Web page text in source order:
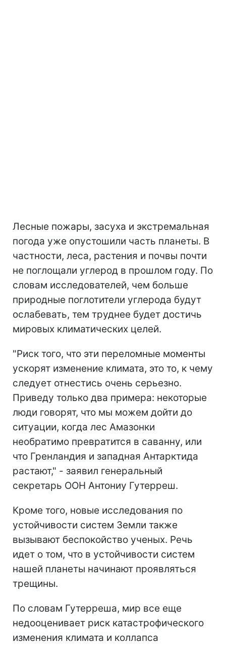
Лесные пожары, засуха и экстремальная
погода уже опустошили часть планеты. В
частности, леса, растения и почвы почти
не поглощали углерод в прошлом году. По
словам исследователей, чем больше
природные поглотители углерода будут
ослабевать, тем труднее будет достичь
мировых климатических целей.
"Риск того, что эти переломные моменты
ускорят изменение климата, это то, к чему
следует отнестись очень серьезно.
Приведу только два примера: некоторые
люди говорят, что мы можем дойти до
ситуации, когда лес Амазонки
необратимо превратится в саванну, или
что Гренландия и западная Антарктида
растают," - заявил генеральный
секретарь ООН Антониу Гутерреш.
Кроме того, новые исследования по
устойчивости систем Земли также
вызывают беспокойство ученых. Речь
идет о том, что в устойчивости систем
нашей планеты начинают проявляться
трещины.
По словам Гутерреша, мир все еще
недооценивает риск катастрофического
изменения климата и коллапса